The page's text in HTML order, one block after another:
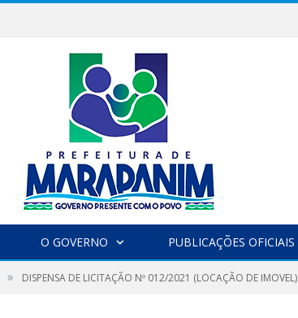
O GOVERNO PUBLICAÇÕES OFICIAIS
» DISPENSA DE LICITAÇÃO Nº 012/2021 (LOCAÇÃO DE IMOVEL)